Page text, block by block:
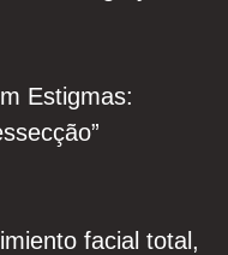
Estigmas:
facial total,